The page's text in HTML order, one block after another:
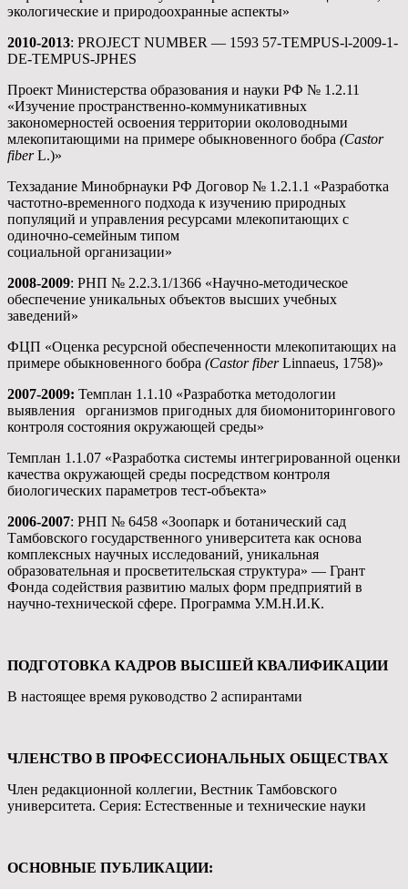
экологические и природоохранные аспекты»
2010-2013: PROJECT NUMBER — 1593 57-TEMPUS-l-2009-1-
DE-TEMPUS-JPHES
Проект Министерства образования и науки РФ № 1.2.11
«Изучение пространственно-коммуникативных
закономерностей освоения территории околоводными
млекопитающими на примере обыкновенного бобра (Castor
fiberL.)»
Техзадание Минобрнауки РФ Договор № 1.2.1.1 «Разработка
частотно-временного подхода к изучению природных
популяций и управления ресурсами млекопитающих с
одиночно-семейным типом
социальной организации»
2008-2009: РНП № 2.2.3.1/1366 «Научно-методическое
обеспечение уникальных объектов высших учебных
заведений»
ФЦП «Оценка ресурсной обеспеченности млекопитающих на
примере обыкновенного бобра (CastorfiberLinnaeus, 1758)»
2007-2009: Темплан 1.1.10 «Разработка методологии
выявления организмов пригодных для биомониторингового
контроля состояния окружающей среды»
Темплан 1.1.07 «Разработка системы интегрированной оценки
качества окружающей среды посредством контроля
биологических параметров тест-объекта»
2006-2007: РНП № 6458 «Зоопарк и ботанический сад
Тамбовского государственного университета как основа
комплексных научных исследований, уникальная
образовательная и просветительская структура» — Грант
Фонда содействия развитию малых форм предприятий в
научно-технической сфере. Программа У.М.Н.И.К.
ПОДГОТОВКА КАДРОВ ВЫСШЕЙ КВАЛИФИКАЦИИ
В настоящее время руководство 2 аспирантами
ЧЛЕНСТВО В ПРОФЕССИОНАЛЬНЫХ ОБЩЕСТВАХ
Член редакционной коллегии, Вестник Тамбовского
университета. Серия: Естественные и технические науки
ОСНОВНЫЕ ПУБЛИКАЦИИ: